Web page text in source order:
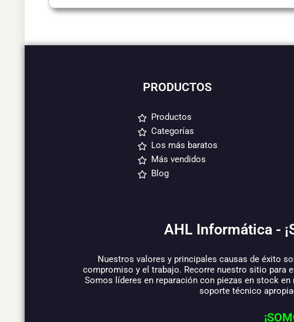
PRODUCTOS
Productos
Categorías
Los más baratos
Más vendidos
Blog
AHL Informática -
Nuestros valores y principales causas de éxito
compromiso y el trabajo. Recorre nuestro sitio para
Somos líderes en reparación con piezas en stock en
soporte técnico